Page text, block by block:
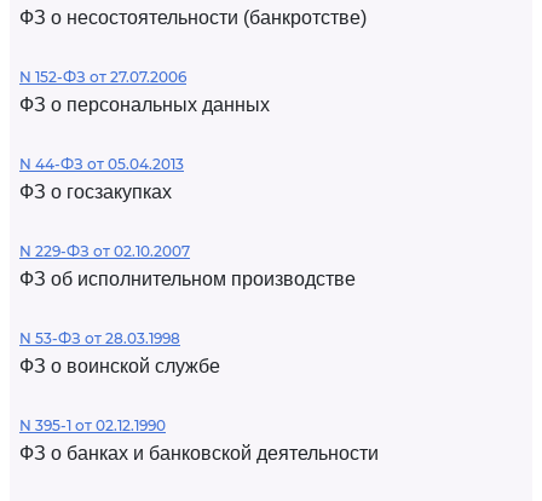
ФЗ о несостоятельности (банкротстве)
N 152-ФЗ от 27.07.2006
ФЗ о персональных данных
N 44-ФЗ от 05.04.2013
ФЗ о госзакупках
N 229-ФЗ от 02.10.2007
ФЗ об исполнительном производстве
N 53-ФЗ от 28.03.1998
ФЗ о воинской службе
N 395-1 от 02.12.1990
ФЗ о банках и банковской деятельности